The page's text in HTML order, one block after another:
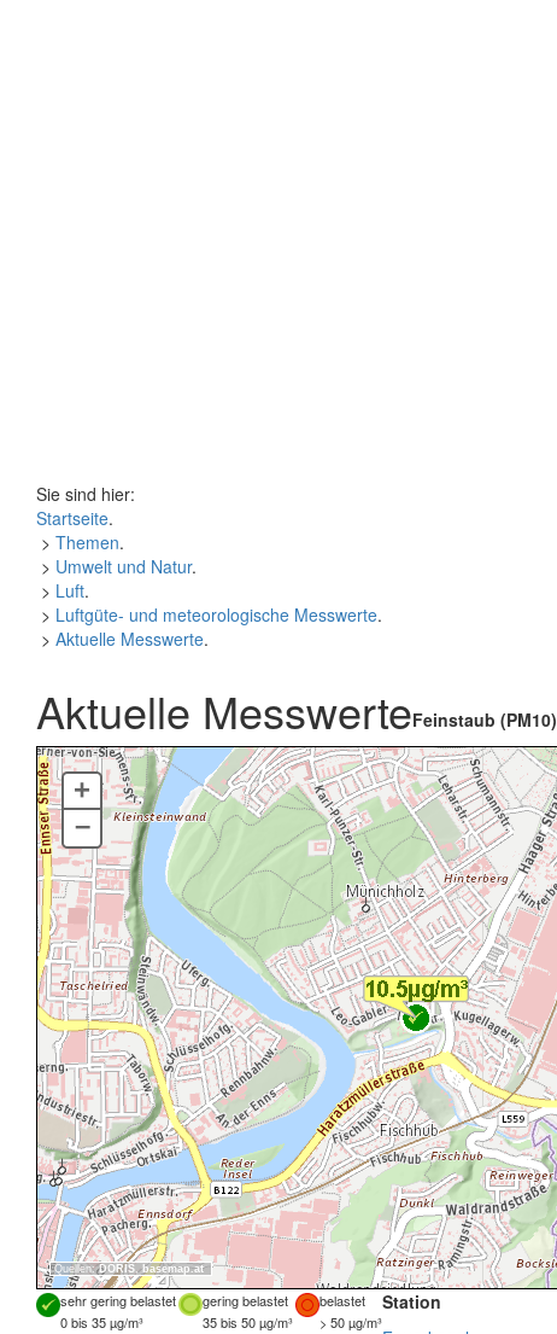
Sie sind hier:
Startseite.
> Themen.
> Umwelt und Natur.
> Luft.
> Luftgüte- und meteorologische Messwerte.
> Aktuelle Messwerte.
Aktuelle MesswerteFeinstaub (PM10)
Quellen:DORIS, basemap.at
+
–
sehr gering belastet gering belastet
belastet
0 bis 35 µg/m³
35 bis 50 µg/m³ > 50 µg/m³
Station